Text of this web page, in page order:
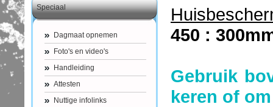
Speciaal
Dagmaat opnemen
Foto's en video's
Handleiding
Attesten
Nuttige infolinks
450 :
Gebruik
keren of